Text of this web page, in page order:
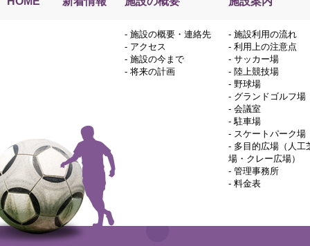
- 施設の概要・連絡先
- アクセス
- 施設の今まで
- 将来の計画
- 施設利用の流れ
- 利用上の注意点
- サッカー場
- 陸上競技場
- 野球場
- グランドゴルフ場
- 会議室
-駐車場
- スケートパーク場
- 多目的広場（人工
場・クレー広場）
- 管理事務所
- 料金表